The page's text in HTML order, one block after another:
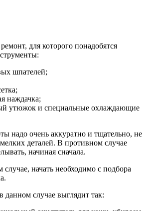
для которого понадобятся
шпателей;
наждачка;
утюжок и специальные охлаждающие
надо очень аккуратно и тщательно, не
деталей. В противном случае
начиная сначала.
начать необходимо с подбора
случае выглядит так: